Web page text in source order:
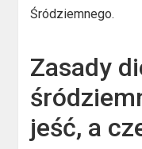
Śródziemnego.
Zasady
jeść, a